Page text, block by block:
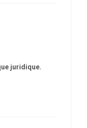
juridique.